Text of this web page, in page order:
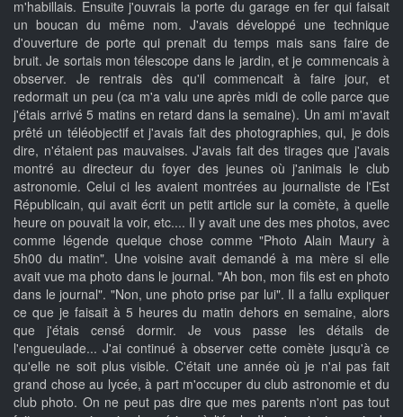
m'habillais. Ensuite j'ouvrais la porte du garage en fer qui faisait
un boucan du même nom. J'avais développé une technique
d'ouverture de porte qui prenait du temps mais sans faire de
bruit. Je sortais mon télescope dans le jardin, et je commencais à
observer. Je rentrais dès qu'il commencait à faire jour, et
redormait un peu (ca m'a valu une après midi de colle parce que
j'étais arrivé 5 matins en retard dans la semaine). Un ami m'avait
prêté un téléobjectif et j'avais fait des photographies, qui, je dois
dire, n'étaient pas mauvaises. J'avais fait des tirages que j'avais
montré au directeur du foyer des jeunes où j'animais le club
astronomie. Celui ci les avaient montrées au journaliste de l'Est
Républicain, qui avait écrit un petit article sur la comète, à quelle
heure on pouvait la voir, etc.... Il y avait une des mes photos, avec
comme légende quelque chose comme "Photo Alain Maury à
5h00 du matin". Une voisine avait demandé à ma mère si elle
avait vue ma photo dans le journal. "Ah bon, mon fils est en photo
dans le journal". "Non, une photo prise par lui". Il a fallu expliquer
ce que je faisait à 5 heures du matin dehors en semaine, alors
que j'étais censé dormir. Je vous passe les détails de
l'engueulade... J'ai continué à observer cette comète jusqu'à ce
qu'elle ne soit plus visible. C'était une année où je n'ai pas fait
grand chose au lycée, à part m'occuper du club astronomie et du
club photo. On ne peut pas dire que mes parents n'ont pas tout